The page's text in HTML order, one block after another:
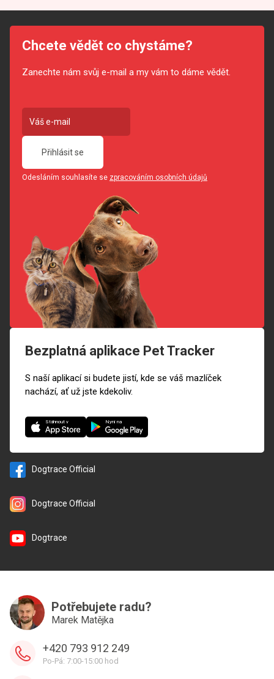
Chcete vědět co chystáme?
Zanechte nám svůj e-mail a my vám to dáme vědět.
Přihlásit se
Odesláním souhlasíte se zpracováním osobních údajů
Bezplatná aplikace Pet Tracker
S naší aplikací si budete jistí, kde se váš mazlíček
nachází, ať už jste kdekoliv.
Stáhnout v Nyní na
Dogtrace Official
Dogtrace Official
Dogtrace
Potřebujete radu?
Marek Matějka
+420 793 912 249
Po-Pá: 7:00-15:00 hod